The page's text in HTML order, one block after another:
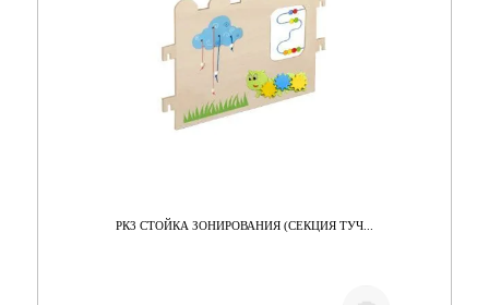
РК3 СТОЙКА ЗОНИРОВАНИЯ (СЕКЦИЯ ТУЧ...